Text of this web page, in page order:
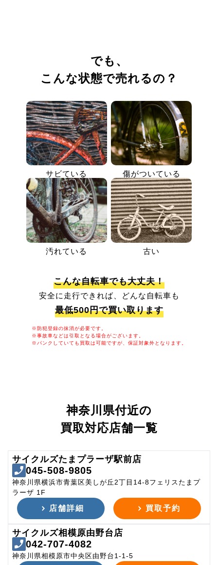
でも、
こんな状態で売れるの？
サビている 傷がついている
汚れている 古い
こんな自転車でも大丈夫！
安全に走行できれば、どんな自転車も
最低500円で買い取ります
※防犯登録の抹消が必要です。
※事故車などは引取となる場合がございます。
※パンクしていても買取は可能ですが、保証対象外となります。
神奈川県付近の
買取対応店舗一覧
サイクルズたまプラーザ駅前店
045-508-9805
神奈川県横浜市青葉区美しが丘2丁目14-8フェリスたまプ
ラーザ 1F
店舗詳細 買取予約
サイクルズ相模原由野台店
042-707-4082
神奈川県相模原市中央区由野台1-1-5